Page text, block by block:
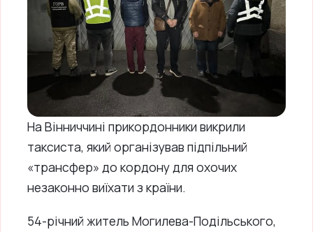
На Вінниччині прикордонники викрили
таксиста, який організував підпільний
«трансфер» до кордону для охочих
незаконно виїхати з країни.
54-річний житель Могилева-Подільського,